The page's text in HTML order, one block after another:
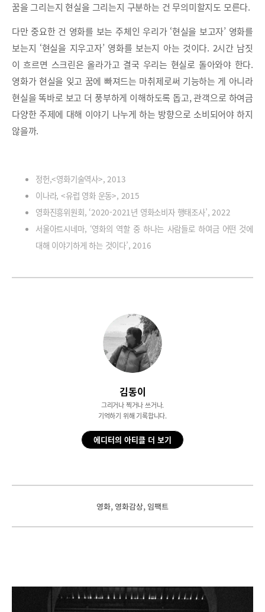
꿈을 그리는지 현실을 그리는지 구분하는 건 무의미할지도 모른다.
다만 중요한 건 영화를 보는 주체인 우리가 ‘현실을 보고자’ 영화를
보는지 ‘현실을 지우고자’ 영화를 보는지 아는 것이다. 2시간 남짓
이 흐르면 스크린은 올라가고 결국 우리는 현실로 돌아와야 한다.
영화가 현실을 잊고 꿈에 빠져드는 마취제로써 기능하는 게 아니라
현실을 똑바로 보고 더 풍부하게 이해하도록 돕고, 관객으로 하여금
다양한 주제에 대해 이야기 나누게 하는 방향으로 소비되어야 하지
않을까.
정헌,<영화기술역사>, 2013
이나라, <유럽 영화 운동>, 2015
영화진흥위원회, ‘2020-2021년 영화소비자 행태조사’, 2022
서울아트시네마, ‘영화의 역할 중 하나는 사람들로 하여금 어떤 것에
대해 이야기하게 하는 것이다’, 2016
김동이
그리거나 찍거나 쓰거나.
기억하기 위해 기록합니다.
에디터의 아티클 더 보기
영화, 영화감상, 임팩트